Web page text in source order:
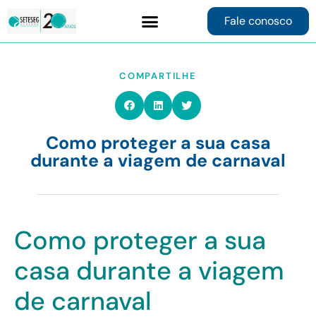
Fale conosco
COMPARTILHE
Como proteger a sua casa
durante a viagem de carnaval
Como proteger a sua
casa durante a viagem
de carnaval